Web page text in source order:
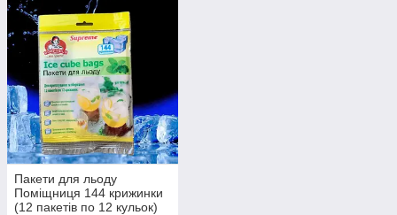
Пакети для льоду
Поміщниця 144 крижинки
(12 пакетів по 12 кульок)